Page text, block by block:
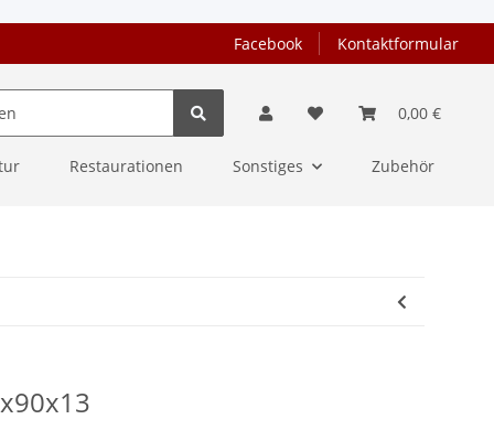
Facebook Kontaktformular
0,00 €
Restaurationen Sonstiges Zubehör